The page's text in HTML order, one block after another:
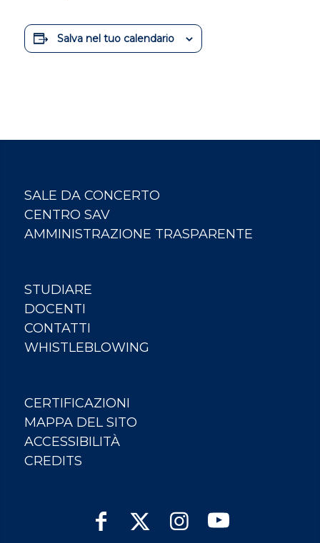
Salva nel tuo calendario
SALE DA CONCERTO
CENTRO SAV
AMMINISTRAZIONE TRASPARENTE
STUDIARE
DOCENTI
CONTATTI
WHISTLEBLOWING
CERTIFICAZIONI
MAPPA DEL SITO
ACCESSIBILITÀ
CREDITS